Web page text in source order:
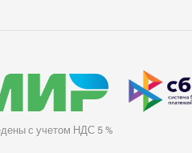
с учетом НДС 5 %